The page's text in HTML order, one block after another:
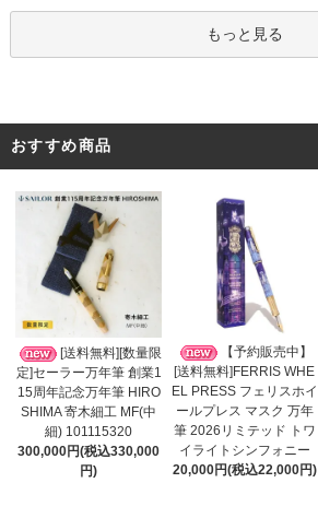
もっと見る
おすすめ商品
[送料無料][数量限
定]セーラー万年筆 創業1
15周年記念万年筆 HIRO
SHIMA 寄木細工 MF(中
細) 101115320
300,000円(税込330,000
円)
【予約販売中】
[送料無料]FERRIS WHE
EL PRESS フェリスホイ
ールプレス マスク 万年
筆 2026リミテッド トワ
イライトシンフォニー
20,000円(税込22,000円)